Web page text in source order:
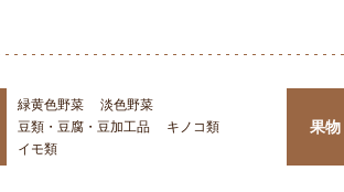
緑黄色野菜
淡色野菜
豆類・豆腐・豆加工品
キノコ類
イモ類
果物